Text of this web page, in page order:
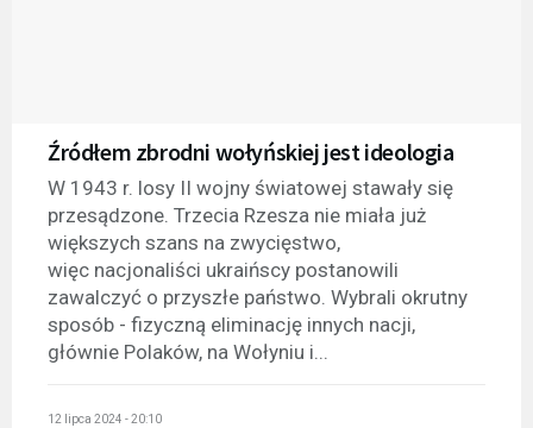
Źródłem zbrodni wołyńskiej jest ideologia
W 1943 r. losy II wojny światowej stawały się
przesądzone. Trzecia Rzesza nie miała już
większych szans na zwycięstwo,
więc nacjonaliści ukraińscy postanowili
zawalczyć o przyszłe państwo. Wybrali okrutny
sposób - fizyczną eliminację innych nacji,
głównie Polaków, na Wołyniu i...
12 lipca 2024 - 20:10